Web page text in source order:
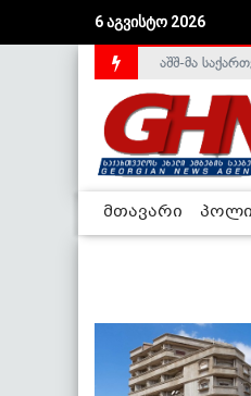
6 აგვისტო 2026
აშშ-მა
მთავარი